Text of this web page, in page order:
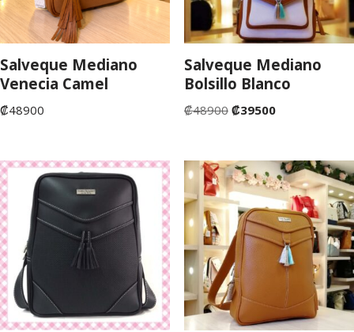
Salveque Mediano
Venecia Camel
₡48900
Salveque Mediano
Bolsillo Blanco
₡48900 ₡39500